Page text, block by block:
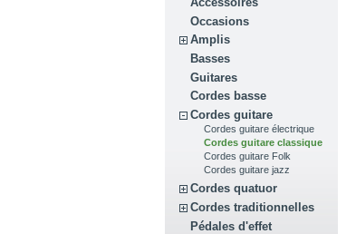
Occasions
Amplis
Basses
Guitares
Cordes basse
Cordes guitare
Cordes guitare électrique
Cordes guitare classique
Cordes guitare Folk
Cordes guitare jazz
Cordes quatuor
Cordes traditionnelles
Pédales d'effet